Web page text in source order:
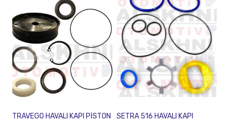
TRAVEGO HAVALI KAPI PİSTON
SETRA 516 HAVALI KAPI